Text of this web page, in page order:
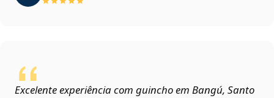
Excelente experiência com guincho em Bangú, Santo